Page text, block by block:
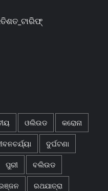
ଓଲିଉଡ କରୋନା
ଦୁର୍ଘଟଣା
ପୁରୀ ବଲିଉଡ
ରଥଯାତ୍ରା